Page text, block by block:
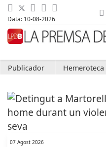
Data: 10-08-2026
Publicador Hemeroteca
07 Agost 2026